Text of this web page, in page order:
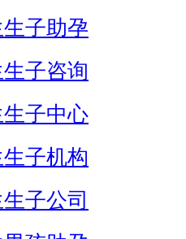
子助孕
子咨询
子中心
子机构
子公司